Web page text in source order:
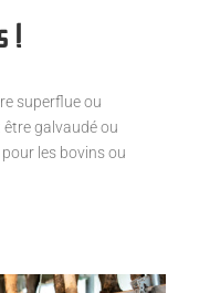
!
superflue ou
galvaudé ou
les bovins ou